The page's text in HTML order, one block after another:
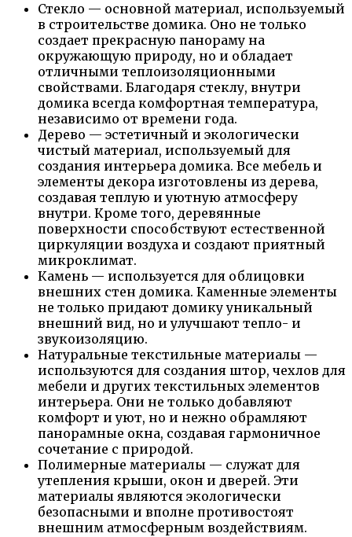
Стекло — основной материал, используемый
в строительстве домика. Оно не только
создает прекрасную панораму на
окружающую природу, но и обладает
отличными теплоизоляционными
свойствами. Благодаря стеклу, внутри
домика всегда комфортная температура,
независимо от времени года.
Дерево — эстетичный и экологически
чистый материал, используемый для
создания интерьера домика. Все мебель и
элементы декора изготовлены из дерева,
создавая теплую и уютную атмосферу
внутри. Кроме того, деревянные
поверхности способствуют естественной
циркуляции воздуха и создают приятный
микроклимат.
Камень — используется для облицовки
внешних стен домика. Каменные элементы
не только придают домику уникальный
внешний вид, но и улучшают тепло- и
звукоизоляцию.
Натуральные текстильные материалы —
используются для создания штор, чехлов для
мебели и других текстильных элементов
интерьера. Они не только добавляют
комфорт и уют, но и нежно обрамляют
панорамные окна, создавая гармоничное
сочетание с природой.
Полимерные материалы — служат для
утепления крыши, окон и дверей. Эти
материалы являются экологически
безопасными и вполне противостоят
внешним атмосферным воздействиям.